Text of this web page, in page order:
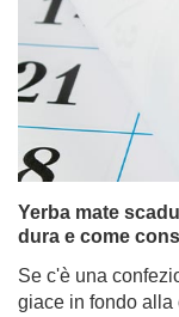
Yerba mate
dura e come
Se c'è una
giace in fondo alla